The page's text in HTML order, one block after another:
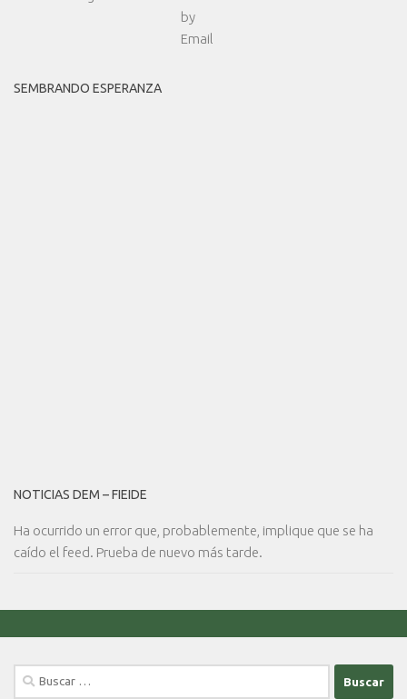
SEMBRANDO ESPERANZA
NOTICIAS DEM – FIEIDE
Ha ocurrido un error que, probablemente, implique que se ha
caído el feed. Prueba de nuevo más tarde.
Buscar: